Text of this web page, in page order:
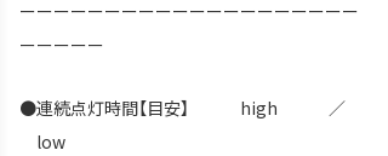
ーーーーーーーーーーーーーーーーーーーー
ーーーーー
●連続点灯時間【目安】 high ／
low